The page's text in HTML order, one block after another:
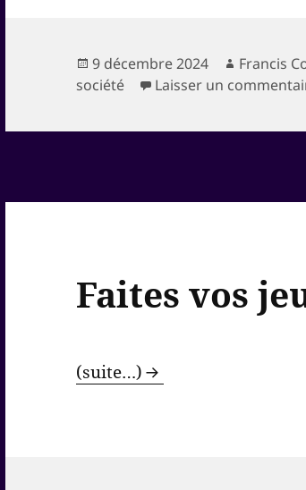
Publié
le
9 décembre 2024 Auteur
Francis
société
Laisser un
Faites vos
(suite…)